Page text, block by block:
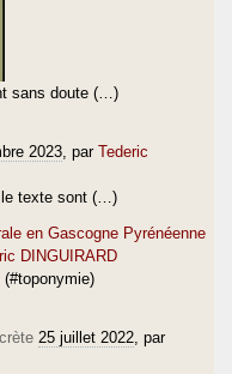
sans doute (…)
2023 , par Tederic
le texte sont (…)
en Gascogne Pyrénéenne
DINGUIRARD
25 juillet 2022 , par